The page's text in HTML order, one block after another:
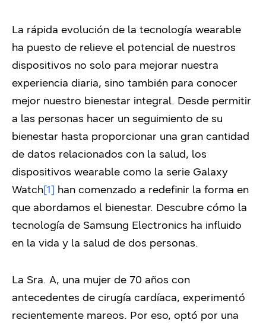
La rápida evolución de la tecnología wearable
ha puesto de relieve el potencial de nuestros
dispositivos no solo para mejorar nuestra
experiencia diaria, sino también para conocer
mejor nuestro bienestar integral. Desde permitir
a las personas hacer un seguimiento de su
bienestar hasta proporcionar una gran cantidad
de datos relacionados con la salud, los
dispositivos wearable como la serie Galaxy
Watch[1] han comenzado a redefinir la forma en
que abordamos el bienestar. Descubre cómo la
tecnología de Samsung Electronics ha influido
en la vida y la salud de dos personas.
La Sra. A, una mujer de 70 años con
antecedentes de cirugía cardíaca, experimentó
recientemente mareos. Por eso, optó por una